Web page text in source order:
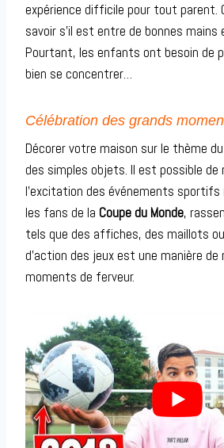
expérience difficile pour tout parent.
savoir s’il est entre de bonnes
Pourtant, les enfants ont besoin de
bien se concentrer…
Célébration des grands
Décorer votre maison sur le thème du
des simples objets. Il est possible de
l’excitation des événements sportifs
les fans de la Coupe du Monde,
tels que des affiches, des maillots
d’action des jeux est une manière de
moments de ferveur.